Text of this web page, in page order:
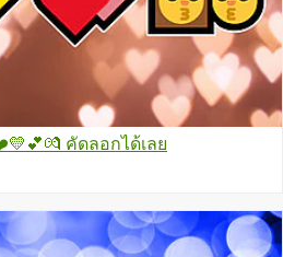
คัดลอกได้เลย